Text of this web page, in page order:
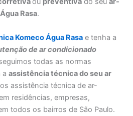
Rasa.
Komeco Água Rasa e tenha a
de ar condicionado
todas as normas
aassistência técnica do seu ar
assistência técnica de ar-
residências, empresas,
todos os bairros de São Paulo.